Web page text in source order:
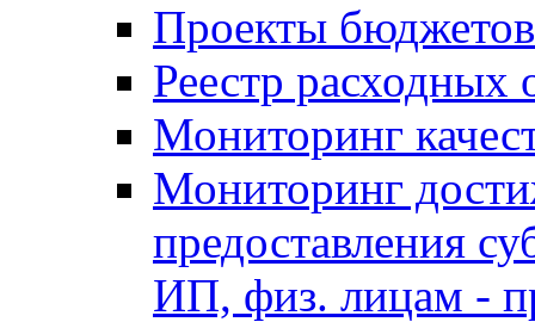
Проекты бюджетов
Реестр расходных
Мониторинг
Мониторинг
предоставления
ИП, физ. лицам -